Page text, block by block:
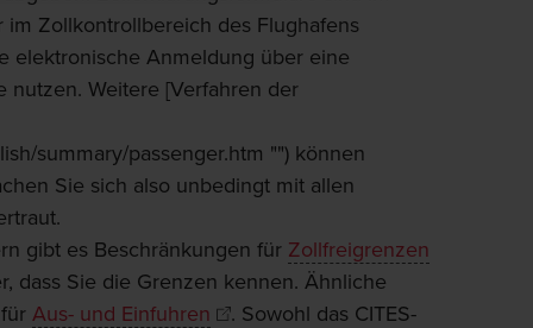
Zollkontrollbereich des Flughafens
elektronische Anmeldung über eine
nutzen. Weitere [Verfahren der
summary/passenger.htm "") können
Sie sich also unbedingt mit allen
gibt es Beschränkungen für Zollfreigrenzen
dass Sie die Grenzen kennen. Ähnliche
Aus- und Einfuhren
. Sowohl das CITES-